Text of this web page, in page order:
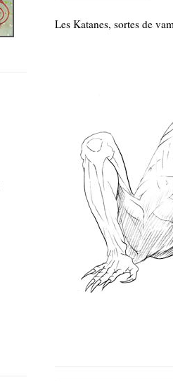
Les Katanes, sortes de